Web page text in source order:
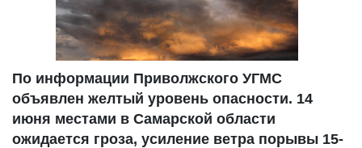
По информации Приволжского УГМС
объявлен желтый уровень опасности. 14
июня местами в Самарской области
ожидается гроза, усиление ветра порывы 15-